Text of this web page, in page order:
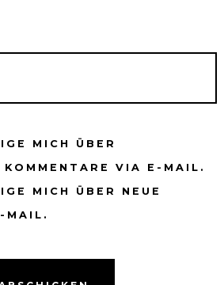
MICH ÜBER
KOMMENTARE VIA E-MAIL.
MICH ÜBER NEUE
MAIL.